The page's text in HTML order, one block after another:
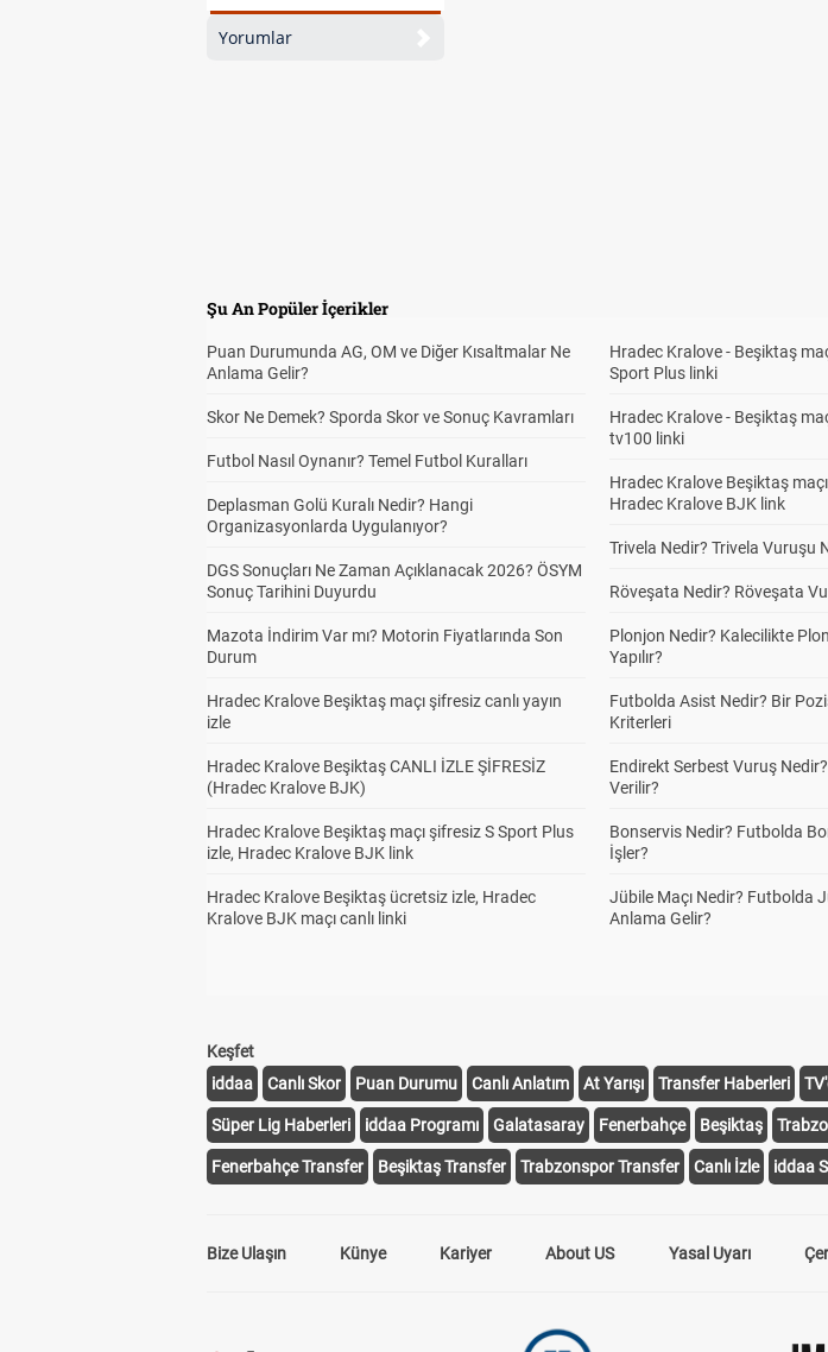
Yorumlar
Şu An Popüler İçerikler
Puan Durumunda AG, OM ve Diğer Kısaltmalar Ne
Anlama Gelir?
Skor Ne Demek? Sporda Skor ve Sonuç Kavramları
Futbol Nasıl Oynanır? Temel Futbol Kuralları
Deplasman Golü Kuralı Nedir? Hangi
Organizasyonlarda Uygulanıyor?
DGS Sonuçları Ne Zaman Açıklanacak 2026? ÖSYM
Sonuç Tarihini Duyurdu
Mazota İndirim Var mı? Motorin Fiyatlarında Son
Durum
Hradec Kralove Beşiktaş maçı şifresiz canlı yayın
izle
Hradec Kralove Beşiktaş CANLI İZLE ŞİFRESİZ
(Hradec Kralove BJK)
Hradec Kralove Beşiktaş maçı şifresiz S Sport Plus
izle, Hradec Kralove BJK link
Hradec Kralove Beşiktaş ücretsiz izle, Hradec
Kralove BJK maçı canlı linki
Hradec Kralove - Beşiktaş
Sport Plus linki
Hradec Kralove - Beşiktaş
tv100 linki
Hradec Kralove Beşiktaş
Hradec Kralove BJK link
Trivela Nedir? Trivela Vuruşu
Röveşata Nedir? Röveşata
Plonjon Nedir? Kalecilikte
Yapılır?
Futbolda Asist Nedir? Bir
Kriterleri
Endirekt Serbest Vuruş
Verilir?
Bonservis Nedir? Futbolda
İşler?
Jübile Maçı Nedir? Futbolda
Anlama Gelir?
Keşfet
iddaa
Canlı Skor Puan Durumu Canlı Anlatım At Yarışı Transfer Haberleri
Süper Lig Haberleri iddaa Programı Galatasaray Fenerbahçe Beşiktaş
Fenerbahçe Transfer Beşiktaş Transfer Trabzonspor Transfer Canlı İzle iddaa
Bize Ulaşın Künye Kariyer About US Yasal Uyarı